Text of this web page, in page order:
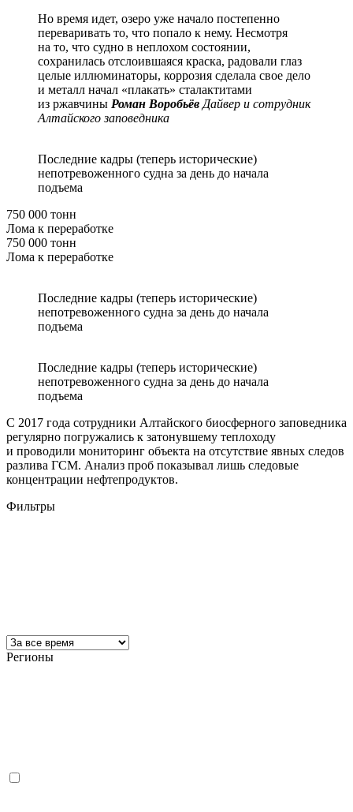
Но время идет, озеро уже начало постепенно
переваривать то, что попало к нему. Несмотря
на то, что судно в неплохом состоянии,
сохранилась отслоившаяся краска, радовали глаз
целые иллюминаторы, коррозия сделала свое дело
и металл начал «плакать» сталактитами
из ржавчины Роман Воробьёв Дайвер и сотрудник
Алтайского заповедника
Последние кадры (теперь исторические)
непотревоженного судна за день до начала
подъема
750 000 тонн
Лома к переработке
750 000 тонн
Лома к переработке
Последние кадры (теперь исторические)
непотревоженного судна за день до начала
подъема
Последние кадры (теперь исторические)
непотревоженного судна за день до начала
подъема
С 2017 года сотрудники Алтайского биосферного заповедника
регулярно погружались к затонувшему теплоходу
и проводили мониторинг объекта на отсутствие явных следов
разлива ГСМ. Анализ проб показывал лишь следовые
концентрации нефтепродуктов.
Фильтры
Регионы